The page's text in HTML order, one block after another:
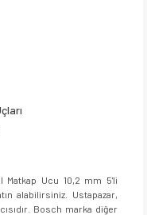
Matkap Ucu 10,2 mm 5'li
alabilirsiniz. Ustapazar,
Bosch marka diğer